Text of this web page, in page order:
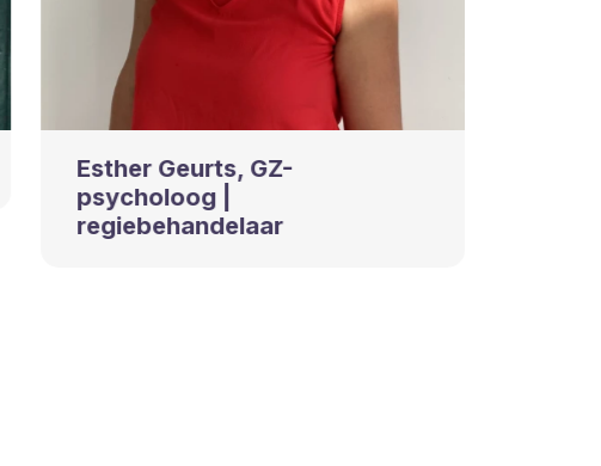
Esther Geurts, GZ-
psycholoog |
regiebehandelaar